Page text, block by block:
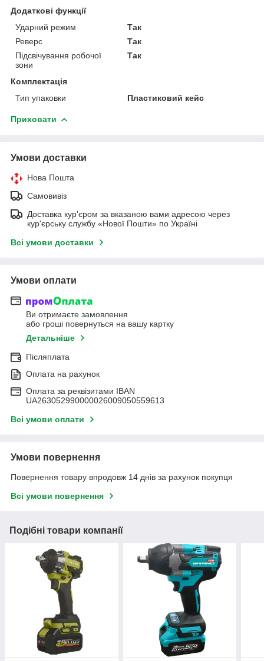
Додаткові функції
Ударний режим
Так
Реверс
Так
Підсвічування робочої
зони
Так
Комплектація
Тип упаковки
Пластиковий кейс
Приховати
Умови доставки
Нова Пошта
Самовивіз
Доставка кур'єром за вказаною вами адресою через
кур'єрську службу «Нової Пошти» по Україні
Всі умови доставки
Умови оплати
Ви отримаєте замовлення
або гроші повернуться на вашу картку
Детальніше
Післяплата
Оплата на рахунок
Оплата за реквізитами IBAN
UA263052990000026009050559613
Всі умови оплати
Умови повернення
Повернення товару впродовж 14 днів за рахунок покупця
Всі умови повернення
Подібні товари компанії